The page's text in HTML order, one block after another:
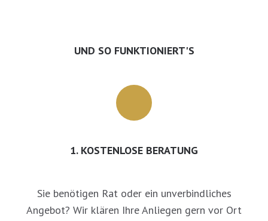
UND SO FUNKTIONIERT'S
1. KOSTENLOSE BERATUNG
Sie benötigen Rat oder ein unverbindliches
Angebot? Wir klären Ihre Anliegen gern vor Ort